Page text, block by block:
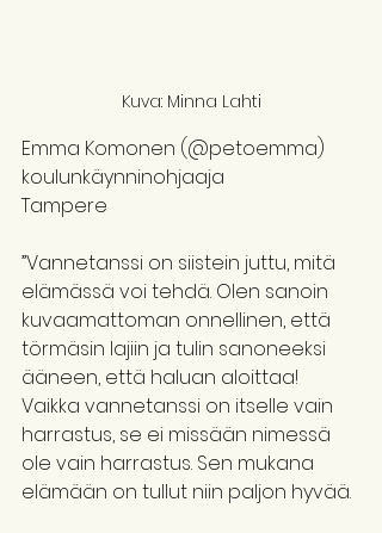
Kuva: Minna Lahti
Emma Komonen (@petoemma)
koulunkäynninohjaaja
Tampere
”Vannetanssi on siistein juttu, mitä
elämässä voi tehdä. Olen sanoin
kuvaamattoman onnellinen, että
törmäsin lajiin ja tulin sanoneeksi
ääneen, että haluan aloittaa!
Vaikka vannetanssi on itselle vain
harrastus, se ei missään nimessä
ole vain harrastus. Sen mukana
elämään on tullut niin paljon hyvää.